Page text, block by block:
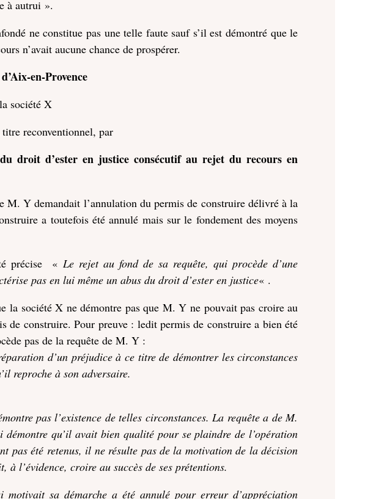
à autrui ».
ne constitue pas une telle faute sauf s’il est démontré que le
n’avait aucune chance de prospérer.
en-Provence
société X
reconventionnel, par
droit d’ester en justice consécutif au rejet du recours en
M. Y demandait l’annulation du permis de construire délivré à la
a toutefois été annulé mais sur le fondement des moyens
précise « Le rejet au fond de sa requête, qui procède d’une
pas en lui même un abus du droit d’ester en justice« .
la société X ne démontre pas que M. Y ne pouvait pas croire au
de construire. Pour preuve : ledit permis de construire a bien été
pas de la requête de M. Y :
d’un préjudice à ce titre de démontrer les circonstances
reproche à son adversaire.
pas l’existence de telles circonstances. La requête a de M.
qu’il avait bien qualité pour se plaindre de l’opération
pas été retenus, il ne résulte pas de la motivation de la décision
l’évidence, croire au succès de ses prétentions.
sa démarche a été annulé pour erreur d’appréciation